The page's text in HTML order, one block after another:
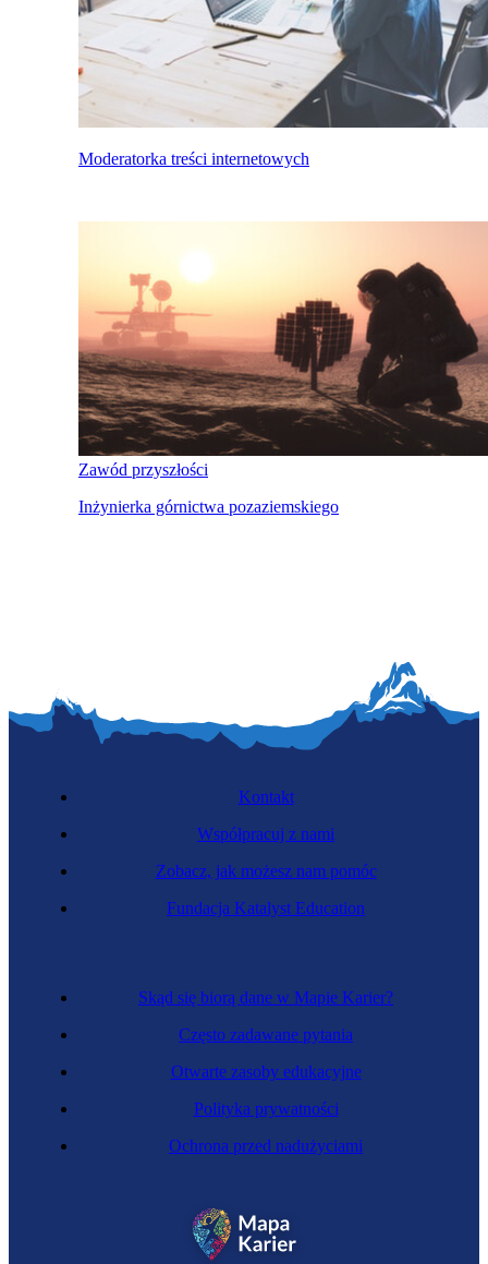
Moderatorka treści internetowych
Zawód przyszłości
Inżynierka górnictwa pozaziemskiego
Skąd się biorą dane w Mapie Karier?
Często zadawane pytania
Otwarte zasoby edukacyjne
Polityka prywatności
Ochrona przed nadużyciami
Kontakt
Współpracuj z nami
Zobacz, jak możesz nam pomóc
Fundacja Katalyst Education